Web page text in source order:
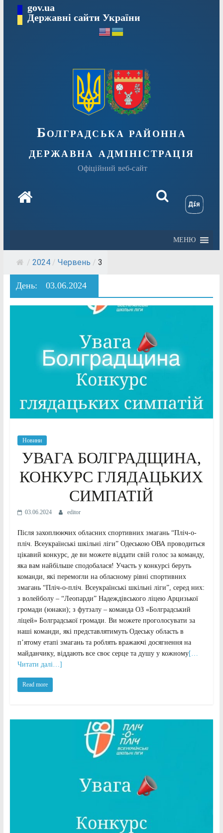
Перейтиgov.ua
Державні сайти України
Болградська районна
державна адміністрація
Офіційний веб-сайт
МЕНЮ
/ 2024 / Червень / 3
День: 03.06.2024
Новини
УВАГА БОЛГРАДЩИНА,
КОНКУРС ГЛЯДАЦЬКИХ
СИМПАТІЙ
03.06.2024 editor
Після захоплюючих обласних спортивних змагань “Пліч-о-
пліч. Всеукраїнські шкільні ліги” Одеською ОВА проводиться
цікавий конкурс, де ви можете віддати свій голос за команду,
яка вам найбільше сподобалася! Участь у конкурсі беруть
команди, які перемогли на обласному рівні спортивних
змагань “Пліч-о-пліч. Всеукраїнські шкільні ліги”, серед них:
з волейболу – “Леопарди” Надеждівського ліцею Арцизької
громади (юнаки); з футзалу – команда ОЗ «Болградський
ліцей» Болградської громади. Ви можете проголосувати за
наші команди, які представлятимуть Одеську область в
п’ятому етапі змагань та роблять вражаючі досягнення на
майданчику, віддають все своє серце та душу у кожному[…
Читати далі…]
Read more